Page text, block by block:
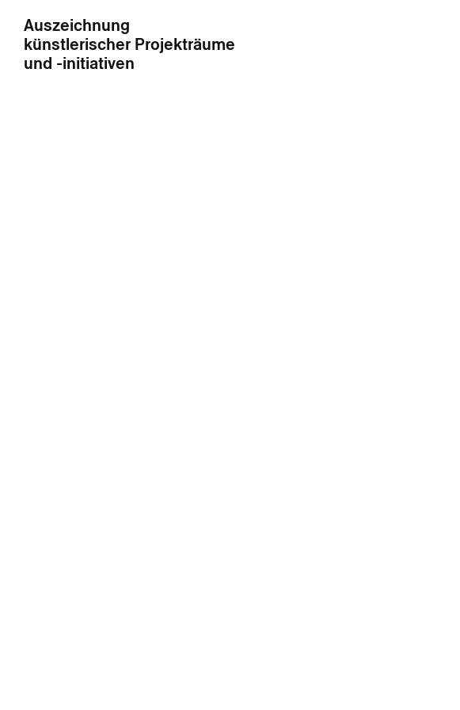
Auszeichnung
künstlerischer Projekträume
und -initiativen